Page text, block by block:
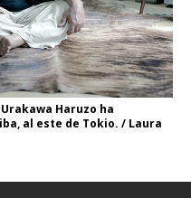
Haruzo ha
al este de Tokio. / Laura